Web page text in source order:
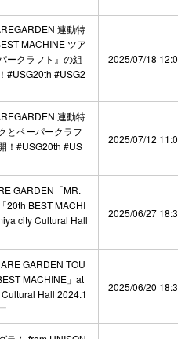
連動特
MACHINE ツア
ークラフト』の組
#USG20th #USG2
2025/07/18
連動特
とペーパークラフ
！#USG20th #US
2025/07/12
GARDEN「MR.
20th BEST MACHI
city Cultural Hall
2025/06/27
GARDEN TOU
MACHINE」at
Hall 2024.1
2025/06/20